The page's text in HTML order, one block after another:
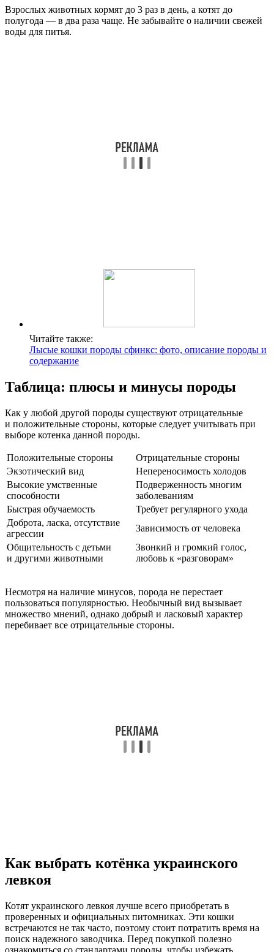
Взрослых животных кормят до 3 раз в день, а котят до
полугода — в два раза чаще. Не забывайте о наличии свежей
воды для питья.
Читайте также:
Лысые кошки породы сфинкс: фото, описание породы и
содержание
Таблица: плюсы и минусы породы
Как у любой другой породы существуют отрицательные
и положительные стороны, которые следует учитывать при
выборе котенка данной породы.
Положительные стороны
Отрицательные стороны
Экзотический вид
Непереносимость холодов
Высокие умственные
способности
Подверженность многим
заболеваниям
Быстрая обучаемость
Требует регулярного ухода
Доброта, ласка, отсутствие
агрессии
Зависимость от человека
Общительность с детьми
и другими животными
Звонкий и громкий голос,
любовь к «разговорам»
Несмотря на наличие минусов, порода не перестает
пользоваться популярностью. Необычный вид вызывает
множество мнений, однако добрый и ласковый характер
перебивает все отрицательные стороны.
Как выбрать котёнка украинского
левкоя
Котят украинского левкоя лучше всего приобретать в
проверенных и официальных питомниках. Эти кошки
встречаются не так часто, поэтому стоит потратить время на
поиск надежного заводчика. Перед покупкой полезно
ознакомиться со стандартами породы, чтобы избежать